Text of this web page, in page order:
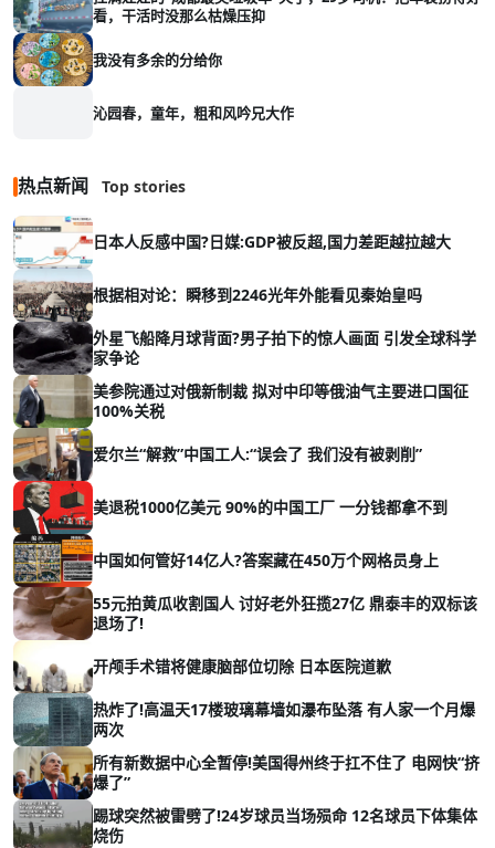
看，干活时没那么枯燥压抑
我没有多余的分给你
沁园春，童年，粗和风吟兄大作
热点新闻 Top stories
日本人反感中国?日媒:GDP被反超,国力差距越拉越大
根据相对论：瞬移到2246光年外能看见秦始皇吗
外星飞船降月球背面?男子拍下的惊人画面 引发全球科学
家争论
美参院通过对俄新制裁 拟对中印等俄油气主要进口国征
100%关税
爱尔兰“解救”中国工人:“误会了 我们没有被剥削”
美退税1000亿美元 90%的中国工厂 一分钱都拿不到
中国如何管好14亿人?答案藏在450万个网格员身上
55元拍黄瓜收割国人 讨好老外狂揽27亿 鼎泰丰的双标该
退场了!
开颅手术错将健康脑部位切除 日本医院道歉
热炸了!高温天17楼玻璃幕墙如瀑布坠落 有人家一个月爆
两次
所有新数据中心全暂停!美国得州终于扛不住了 电网快“挤
爆了”
踢球突然被雷劈了!24岁球员当场殒命 12名球员下体集体
烧伤